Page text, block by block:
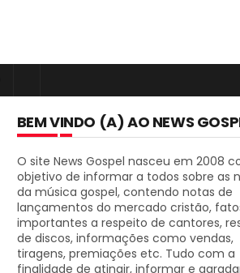
BEM VINDO (A) AO NEWS
O site News Gospel nasceu em 2008
objetivo de informar a todos sobre as
da música gospel, contendo notas de
lançamentos do mercado cristão,
importantes a respeito de cantores,
de discos, informações como vendas,
tiragens, premiações etc. Tudo com a
finalidade de atingir, informar e